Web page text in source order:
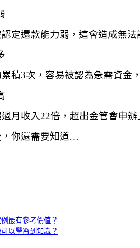
定還款能力弱，這會造成無法
積3次，容易被認為急需資金
月收入22倍，超出金管會申辦
你還需要知道…
最有參考價值？
以學習到知識？